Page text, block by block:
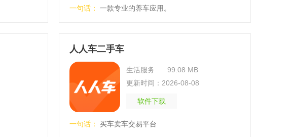
一句话： 一款专业的养车应用。
人人车二手车
生活服务
99.08 MB
更新时间：2026-08-08
软件下载
一句话： 买车卖车交易平台